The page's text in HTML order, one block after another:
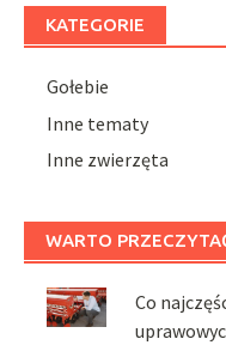
KATEGORIE
Gołebie
Inne tematy
Inne zwierzęta
WARTO
Co